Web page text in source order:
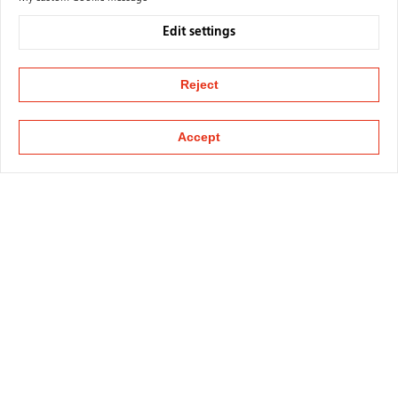
Edit settings
Reject
Accept